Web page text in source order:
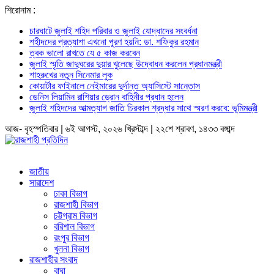
শিরোনাম :
চারঘাটে জুলাই শহিদ পরিবার ও জুলাই যোদ্ধাদের সংবর্ধনা
শহীদদের প্রত্যাশা এখনো পূরণ হয়নি: ডা. শফিকুর রহমান
ত্বক ভালো রাখতে যে ৫ কাজ করবেন
জুলাই স্মৃতি জাদুঘরের দুয়ার খুলেছে উদ্বোধন করলেন প্রধানমন্ত্রী
শাহরুখের নতুন সিনেমার লুক
কোয়ার্টার ফাইনালে নেইমারের দুর্দান্ত অ্যাসিস্টে সান্তোস
ডেনিস লিয়ামিন রাশিয়ার ড্রোন বাহিনীর প্রধান হলেন
জুলাই শহিদদের আত্মত্যাগ জাতি চিরকাল শ্রদ্ধার সাথে স্মরণ করবে: ভূমিমন্ত্রী
আজ- বৃহস্পতিবার | ৬ই আগস্ট, ২০২৬ খ্রিস্টাব্দ | ২২শে শ্রাবণ, ১৪৩৩ বঙ্গাব্দ
জাতীয়
সারাদেশ
ঢাকা বিভাগ
রাজশাহী বিভাগ
চট্টগ্রাম বিভাগ
বরিশাল বিভাগ
রংপুর বিভাগ
খুলনা বিভাগ
রাজশাহীর সংবাদ
বাঘা